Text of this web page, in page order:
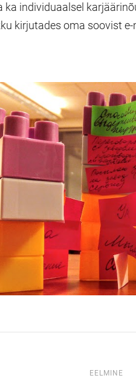
ka individuaalsel
kirjutades oma soovist
EELMINE